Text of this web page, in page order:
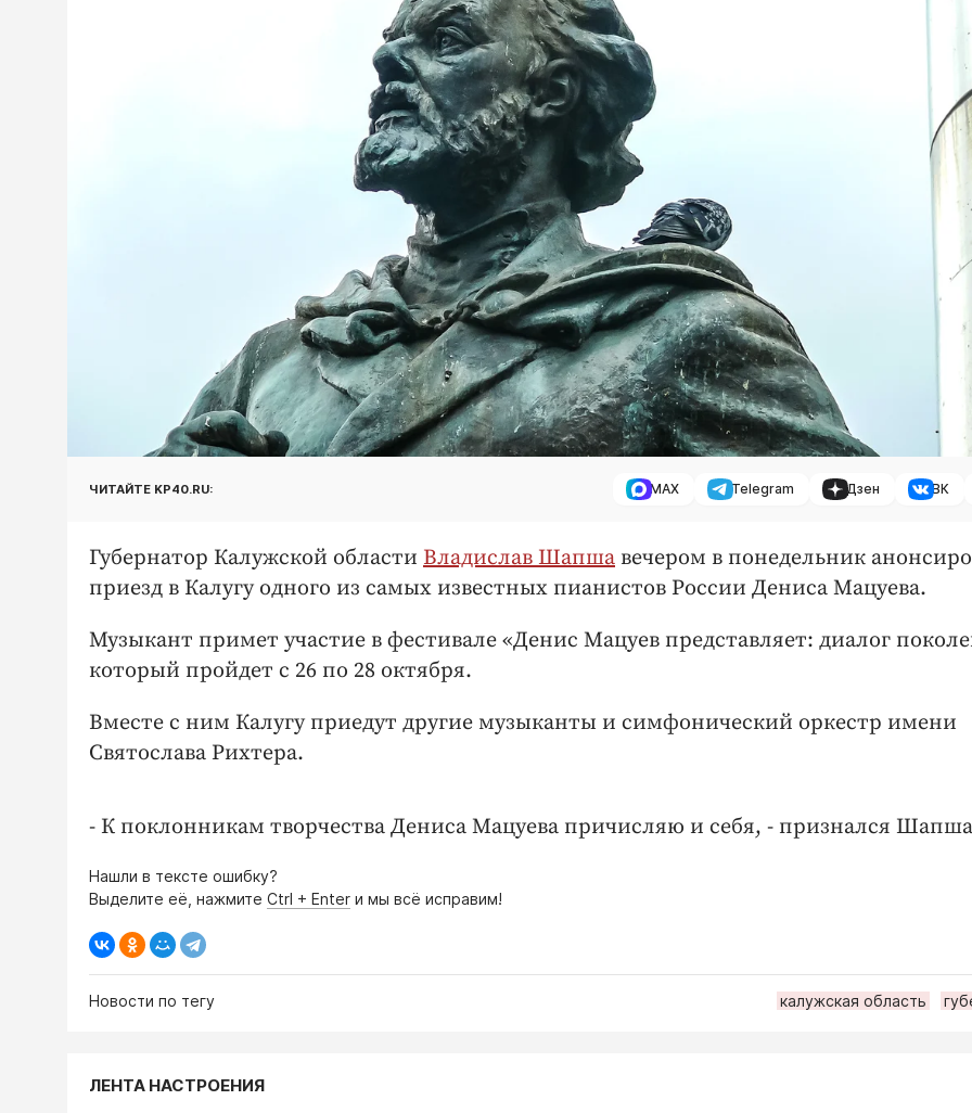
ЧИТАЙТЕ KP40.RU: MAX Telegram Дзен ВК
Губернатор Калужской области Владислав Шапша вечером в понедельник
приезд в Калугу одного из самых известных пианистов России Дениса Мацуева.
Музыкант примет участие в фестивале «Денис Мацуев представляет: диалог
который пройдет с 26 по 28 октября.
Вместе с ним Калугу приедут другие музыканты и симфонический оркестр имени
Святослава Рихтера.
- К поклонникам творчества Дениса Мацуева причисляю и себя, - признался
Нашли в тексте ошибку?
Выделите её, нажмите Ctrl + Enter и мы всё исправим!
Новости по тегу калужская область
ЛЕНТА НАСТРОЕНИЯ